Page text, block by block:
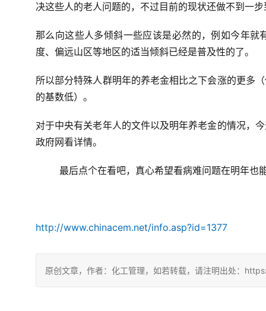
决这些人的老人问题的，不过目前的现状还做不到一
那么向这些人多倾斜一些应该是必然的，例如今年
度、偏远山区等地区的适当倾斜已经是普及性的了。
所以部分特殊人群明年的养老金相比之下会涨的更多
的基数低）。
对于中央有关老年人的文件以及明年养老金的情况，
政府网看详情。
最后点个在看吧，真心希望看病难问题在明年
http://www.chinacem.net/info.asp?id=1377
原创文章，作者：化工管理，如若转载，请注明出处：